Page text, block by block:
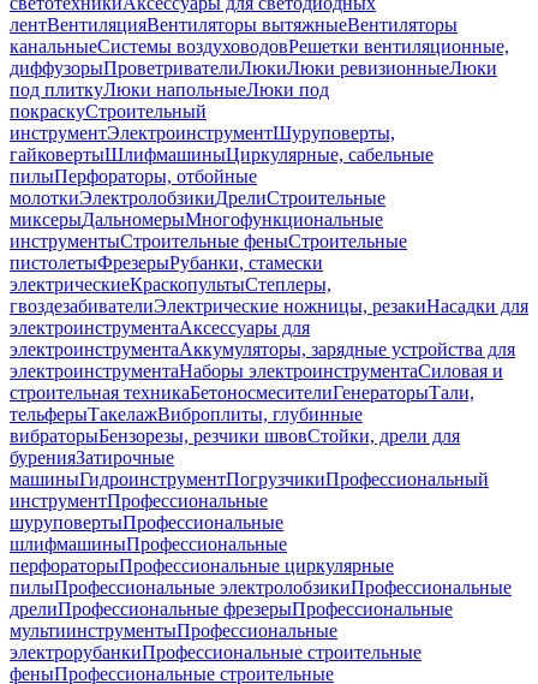
лентВентиляцияВентиляторы вытяжныеВентиляторы
канальныеСистемы воздуховодовРешетки вентиляционные,
диффузорыПроветривателиЛюкиЛюки ревизионныеЛюки
под плиткуЛюки напольныеЛюки под
покраскуСтроительный
инструментЭлектроинструментШуруповерты,
гайковертыШлифмашиныЦиркулярные, сабельные
пилыПерфораторы, отбойные
молоткиЭлектролобзикиДрелиСтроительные
миксерыДальномерыМногофункциональные
инструментыСтроительные феныСтроительные
пистолетыФрезерыРубанки, стамески
электрическиеКраскопультыСтеплеры,
гвоздезабивателиЭлектрические ножницы, резакиНасадки для
электроинструментаАксессуары для
электроинструментаАккумуляторы, зарядные устройства для
электроинструментаНаборы электроинструментаСиловая и
строительная техникаБетоносмесителиГенераторыТали,
тельферыТакелажВиброплиты, глубинные
вибраторыБензорезы, резчики швовСтойки, дрели для
буренияЗатирочные
машиныГидроинструментПогрузчикиПрофессиональный
инструментПрофессиональные
шуруповертыПрофессиональные
шлифмашиныПрофессиональные
перфораторыПрофессиональные циркулярные
пилыПрофессиональные электролобзикиПрофессиональные
дрелиПрофессиональные фрезерыПрофессиональные
мультиинструментыПрофессиональные
электрорубанкиПрофессиональные строительные
феныПрофессиональные строительные